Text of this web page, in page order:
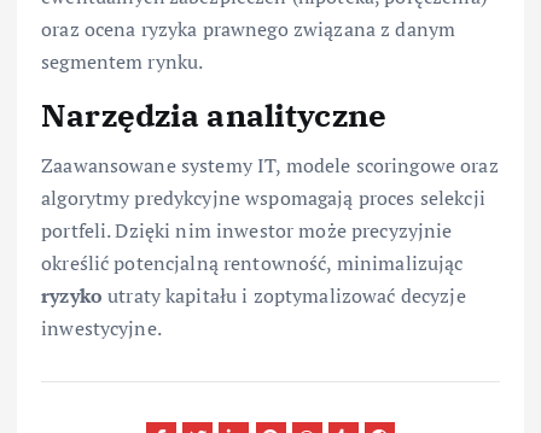
oraz ocena ryzyka prawnego związana z danym
segmentem rynku.
Narzędzia analityczne
Zaawansowane systemy IT, modele scoringowe oraz
algorytmy predykcyjne wspomagają proces selekcji
portfeli. Dzięki nim inwestor może precyzyjnie
określić potencjalną rentowność, minimalizując
ryzyko utraty kapitału i zoptymalizować decyzje
inwestycyjne.